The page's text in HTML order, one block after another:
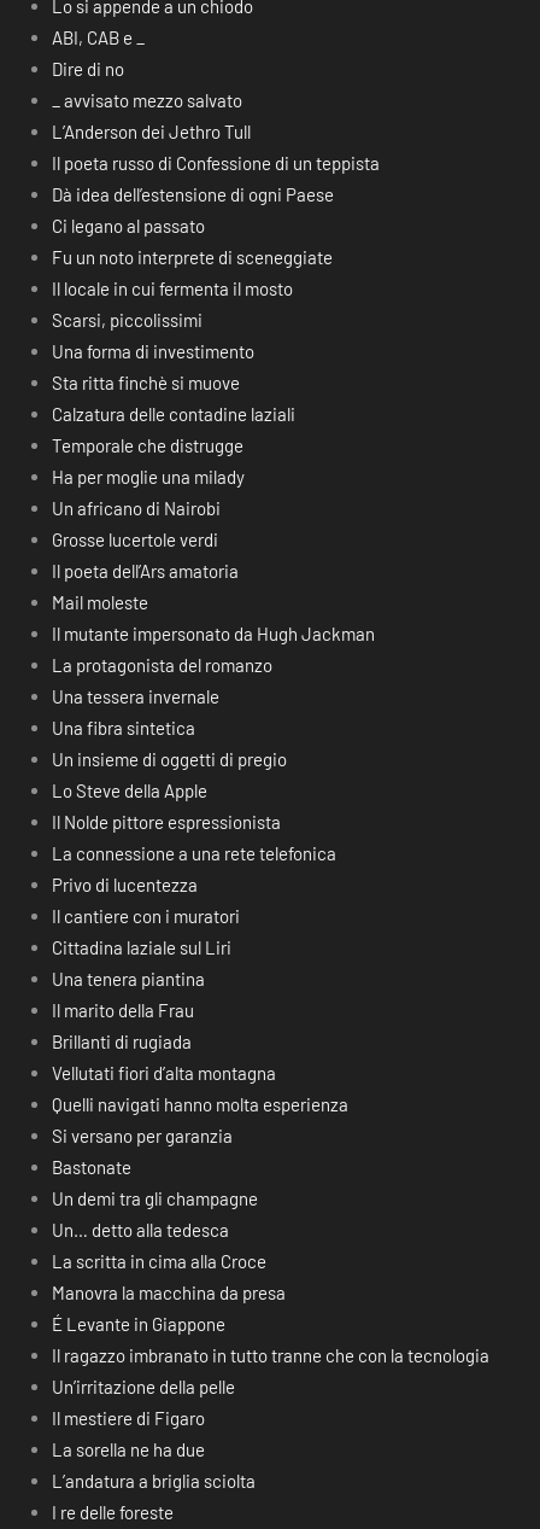
Lo si appende a un chiodo
ABI, CAB e _
Dire di no
_ avvisato mezzo salvato
L’Anderson dei Jethro Tull
Il poeta russo di Confessione di un teppista
Dà idea dell’estensione di ogni Paese
Ci legano al passato
Fu un noto interprete di sceneggiate
Il locale in cui fermenta il mosto
Scarsi, piccolissimi
Una forma di investimento
Sta ritta finchè si muove
Calzatura delle contadine laziali
Temporale che distrugge
Ha per moglie una milady
Un africano di Nairobi
Grosse lucertole verdi
Il poeta dell’Ars amatoria
Mail moleste
Il mutante impersonato da Hugh Jackman
La protagonista del romanzo
Una tessera invernale
Una fibra sintetica
Un insieme di oggetti di pregio
Lo Steve della Apple
Il Nolde pittore espressionista
La connessione a una rete telefonica
Privo di lucentezza
Il cantiere con i muratori
Cittadina laziale sul Liri
Una tenera piantina
Il marito della Frau
Brillanti di rugiada
Vellutati fiori d’alta montagna
Quelli navigati hanno molta esperienza
Si versano per garanzia
Bastonate
Un demi tra gli champagne
Un… detto alla tedesca
La scritta in cima alla Croce
Manovra la macchina da presa
É Levante in Giappone
Il ragazzo imbranato in tutto tranne che con la tecnologia
Un’irritazione della pelle
Il mestiere di Figaro
La sorella ne ha due
L’andatura a briglia sciolta
I re delle foreste